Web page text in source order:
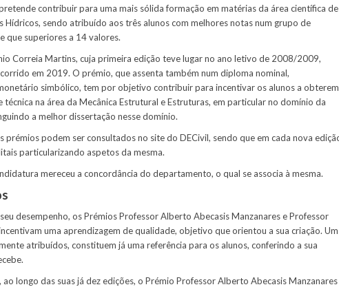
contribuir para uma mais sólida formação em matérias da área científica de
Hídricos, sendo atribuído aos três alunos com melhores notas num grupo de
que superiores a 14 valores.
Correia Martins, cuja primeira edição teve lugar no ano letivo de 2008/2009,
em 2019. O prémio, que assenta também num diploma nominal,
simbólico, tem por objetivo contribuir para incentivar os alunos a obterem
na área da Mecânica Estrutural e Estruturas, em particular no domínio da
a melhor dissertação nesse domínio.
prémios podem ser consultados no site do DECivil, sendo que em cada nova
particularizando aspetos da mesma.
mereceu a concordância do departamento, o qual se associa à mesma.
desempenho, os Prémios Professor Alberto Abecasis Manzanares e Professor
uma aprendizagem de qualidade, objetivo que orientou a sua criação.
atribuídos, constituem já uma referência para os alunos, conferindo a sua
ao longo das suas já dez edições, o Prémio Professor Alberto Abecasis Manzanares